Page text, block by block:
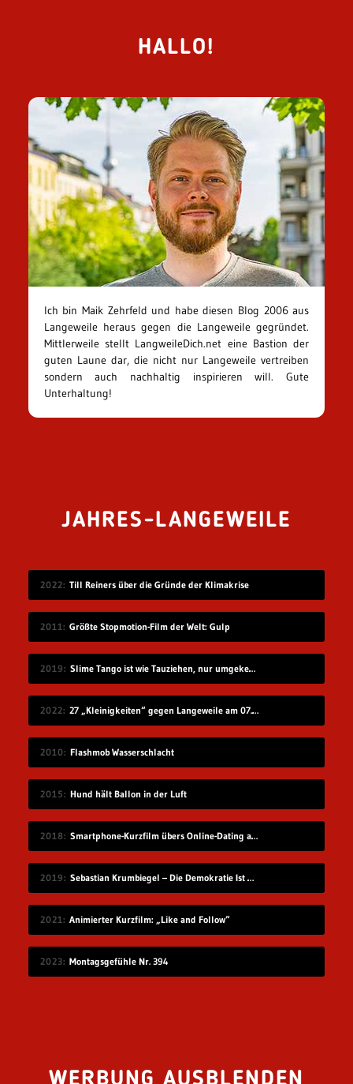
HALLO!
Ich bin Maik Zehrfeld und habe diesen Blog 2006 aus
Langeweile heraus gegen die Langeweile gegründet.
Mittlerweile stellt LangweileDich.net eine Bastion der
guten Laune dar, die nicht nur Langeweile vertreiben
sondern auch nachhaltig inspirieren will. Gute
Unterhaltung!
JAHRES-LANGEWEILE
2022 Till Reiners über die Gründe der Klimakrise
2011 Größte Stopmotion-Film der Welt: Gulp
2019 Slime Tango ist wie Tauziehen, nur umgekehrt
2022 27 „Kleinigkeiten“ gegen Langeweile am 07.08.2022
2010 Flashmob Wasserschlacht
2015 Hund hält Ballon in der Luft
2018 Smartphone-Kurzfilm übers Online-Dating auf Zugreise
2019 Sebastian Krumbiegel – Die Demokratie Ist Weiblich
2021 Animierter Kurzfilm: „Like and Follow“
2023 Montagsgefühle Nr. 394